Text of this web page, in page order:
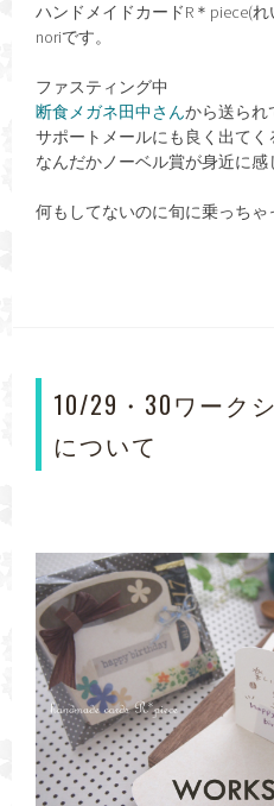
ハンドメイドカードR＊piece(
noriです。
ファスティング中
断食メガネ田中さんから送られ
サポートメールにも良く出てく
なんだかノーベル賞が身近に
何もしてないのに旬に乗っちゃ
10/29・30ワーク
について